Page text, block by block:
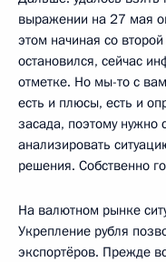
выражении на 27 мая
этом начиная со
остановился, сейчас
отметке. Но мы-то с
есть и плюсы, есть и
засада, поэтому
анализировать
решения. Собственно
На валютном рынке
Укрепление рубля
экспортёров. Прежде